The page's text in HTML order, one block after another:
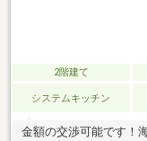
2階建て
システムキッチン
金額の交渉可能です！